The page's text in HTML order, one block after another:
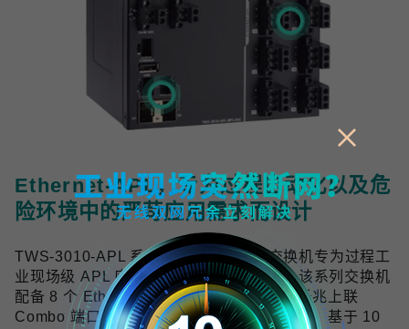
Ethernet-APL，专为过程自动化以及危
险环境中的严苛应用需求而设计
TWS-3010-APL 系列工业双线以太网交换机专为过程工
业现场级 APL 应用提供可靠的网络连接，该系列交换机
配备 8 个 Ethernet-APL spur 端口与 2 个千兆上联
Combo 端口，符合 Ethernet-APL 技术规范，基于 10